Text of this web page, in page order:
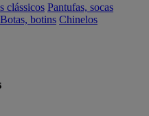
clássicos Pantufas, socas
Botas, botins Chinelos